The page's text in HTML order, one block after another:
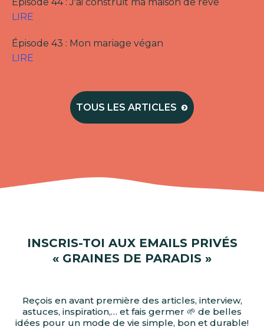
LIRE
Épisode 43 : Mon mariage végan
LIRE
TOUS LES ARTICLES
INSCRIS-TOI AUX EMAILS PRIVÉS
« GRAINES DE PARADIS »
Reçois en avant première des articles, interview,
astuces, inspiration,… et fais germer 🌱 de belles
idées pour un mode de vie simple, bon et durable!